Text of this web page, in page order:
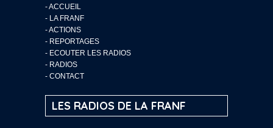
-ACCUEIL
- LA FRANF
-ACTIONS
- REPORTAGES
- ECOUTER LES RADIOS
- RADIOS
- CONTACT
LES RADIOS DE LA FRANF